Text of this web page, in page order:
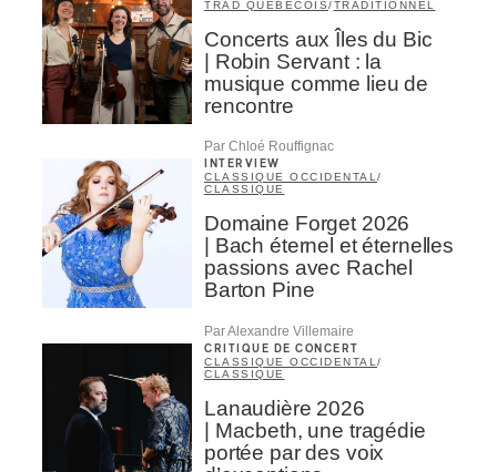
TRAD QUÉBÉCOIS/TRADITIONNEL
Concerts aux Îles du Bic
| Robin Servant : la
musique comme lieu de
rencontre
Par Chloé Rouffignac
INTERVIEW
CLASSIQUE OCCIDENTAL/
CLASSIQUE
Domaine Forget 2026
| Bach éternel et éternelles
passions avec Rachel
Barton Pine
Par Alexandre Villemaire
CRITIQUE DE CONCERT
CLASSIQUE OCCIDENTAL /
CLASSIQUE
Lanaudière 2026
| Macbeth, une tragédie
portée par des voix